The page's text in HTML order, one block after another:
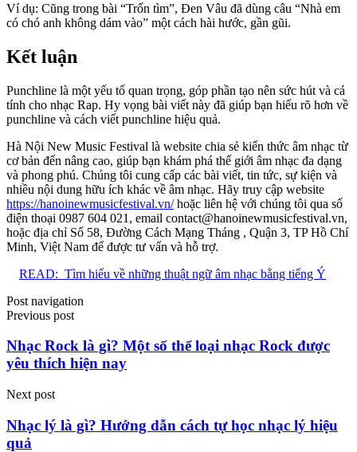
Ví dụ: Cũng trong bài “Trốn tìm”, Đen Vâu đã dùng câu “Nhà em
có chó anh không dám vào” một cách hài hước, gần gũi.
Kết luận
Punchline là một yếu tố quan trọng, góp phần tạo nên sức hút và cá
tính cho nhạc Rap. Hy vọng bài viết này đã giúp bạn hiểu rõ hơn về
punchline và cách viết punchline hiệu quả.
Hà Nội New Music Festival là website chia sẻ kiến thức âm nhạc từ
cơ bản đến nâng cao, giúp bạn khám phá thế giới âm nhạc đa dạng
và phong phú. Chúng tôi cung cấp các bài viết, tin tức, sự kiện và
nhiều nội dung hữu ích khác về âm nhạc. Hãy truy cập website
https://hanoinewmusicfestival.vn/hoặc liên hệ với chúng tôi qua số
điện thoại 0987 604 021, email contact@hanoinewmusicfestival.vn,
hoặc địa chỉ Số 58, Đường Cách Mạng Tháng , Quận 3, TP Hồ Chí
Minh, Việt Nam để được tư vấn và hỗ trợ.
READ: Tìm hiểu về những thuật ngữ âm nhạc bằng tiếng Ý
Post navigation
Previous post
Nhạc Rock là gì? Một số thể loại nhạc Rock được
yêu thích hiện nay
Next post
Nhạc lý là gì? Hướng dẫn cách tự học nhạc lý hiệu
quả